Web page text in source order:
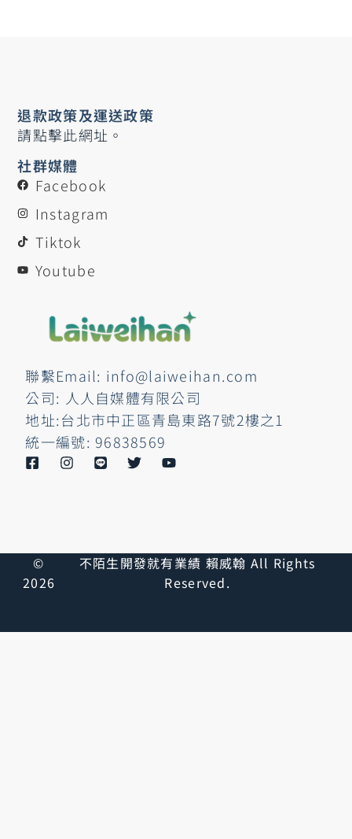
聯繫Email: info@laiweihan.com
公司: 人人自媒體有限公司
地址:台北市中正區青島東路7號2樓之1
統一編號: 96838569
社群媒體
Facebook
Instagram
Tiktok
Youtube
退款政策及運送政策
請點擊此網址。
©
2026
不陌生開發就有業績 賴威翰 All Rights
Reserved.